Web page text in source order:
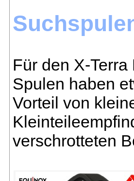
Für den X-
Spulen haben
Vorteil von
verschrotteten